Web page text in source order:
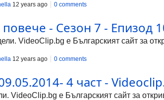
12 years ago 0 comments
- Сезон 7 - Епизод
VideoClip.bg е Българският сайт за
12 years ago 0 comments
4 част -
VideoClip.bg е Българският сайт за